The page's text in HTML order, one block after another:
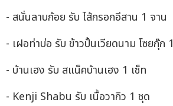
- สนั่นลาบก้อย รับ ไส้กรอกอีสาน 1 จาน
- เฝอท่าบ่อ รับ ข้าวปั้นเวียดนาม โซยกุ๊ก
- บ้านเฮง รับ สแน็คบ้านเฮง 1 เซ็ท
- Kenji Shabu รับ เนื้อวากิว 1 ชุด